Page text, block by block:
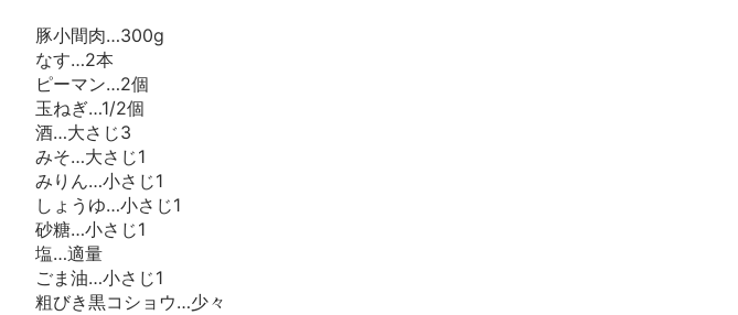
豚小間肉…300g
なす…2本
ピーマン…2個
玉ねぎ…1/2個
酒…大さじ3
みそ…大さじ1
みりん…小さじ1
しょうゆ…小さじ1
砂糖…小さじ1
塩…適量
ごま油…小さじ1
粗びき黒コショウ…少々